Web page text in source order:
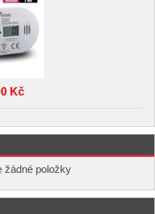
Kč
žádné položky